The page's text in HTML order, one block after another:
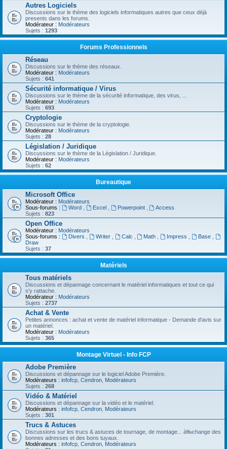
Autres Logiciels
Discussions sur le thème des logiciels informatiques autres que ceux déjà
presents dans les forums.
Modérateur : Modérateurs
Sujets : 1293
Forums Professionnels
Réseau
Discussions sur le thème des réseaux.
Modérateur : Modérateurs
Sujets : 641
Sécurité informatique / Virus
Discussions sur le thème de la sécurité informatique, des virus, ...
Modérateur : Modérateurs
Sujets : 693
Cryptologie
Discussions sur le thème de la cryptologie.
Modérateur : Modérateurs
Sujets : 28
Législation / Juridique
Discussions sur le thème de la Législation / Juridique.
Modérateur : Modérateurs
Sujets : 62
Bureautique
Microsoft Office
Modérateur : Modérateurs
Sous-forums :
Word Excel Powerpoint
Access
Sujets : 823
Open Office
Modérateur : Modérateurs
Sous-forums :
Divers Writer Calc Math Impress Base
Draw
Sujets : 37
Matériels
Tous matériels
Discussions et dépannage concernant le matériel informatiques et tout ce qui
s'y rattache.
Modérateur : Modérateurs
Sujets : 2737
Achat & Vente
Petites annonces : achat et vente de matériel informatique - Demande d'avis sur
un matériel.
Modérateur : Modérateurs
Sujets : 365
Montage Virtuel - Info FCP
Adobe Première
Discussions et dépannage sur le logiciel Adobe Première.
Modérateurs : infofcp Cendron Modérateurs
Sujets : 268
Vidéo & Matériel
Discussions et dépannage sur la vidéo et le matériel.
Modérateurs : infofcp Cendron Modérateurs
Sujets : 301
Trucs & Astuces
Discussions sur les trucs & astuces de tournage, de montage... à‰change des
bonnes adresses et des bons tuyaux.
Modérateurs : infofcp Cendron Modérateurs